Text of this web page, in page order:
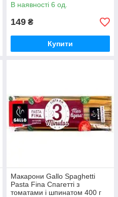
В наявності 6 од.
149 ₴
Купити
Макарони Gallo Spaghetti
Pasta Fina Спагетті з
томатами і шпинатом 400 г